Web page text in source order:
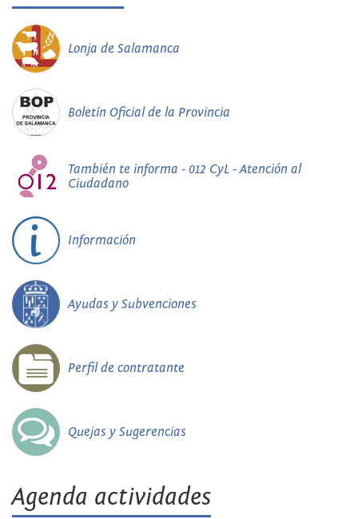
Lonja de Salamanca
Boletín Oficial de la Provincia
También te informa - 012 CyL - Atención al
Ciudadano
Información
Ayudas y Subvenciones
Perfil de contratante
Quejas y Sugerencias
Agenda actividades